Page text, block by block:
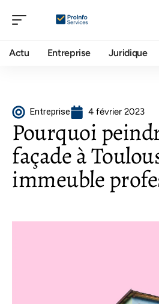
Actu Entreprise Juridique
Entreprise 4 février 2023
Pourquoi
façade à
immeuble